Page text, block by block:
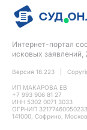
Интернет-портал
исковых заявлений,
Версия 18.223 |
ИП МАКАРОВА ЕВ
+7 993 906 81 27
ИНН 5302 0071 3033
ОГРНИП
141000, Софрино,